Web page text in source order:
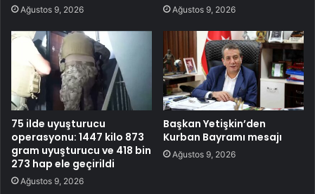
Ağustos 9, 2026 Ağustos 9, 2026
75 ilde uyuşturucu
operasyonu: 1447 kilo 873
gram uyuşturucu ve 418 bin
273 hap ele geçirildi
Ağustos 9, 2026
Başkan Yetişkin’den
Kurban Bayramı mesajı
Ağustos 9, 2026